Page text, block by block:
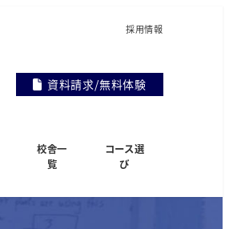
採用情報
資料請求/無料体験
校舎一
覧
コース選
び